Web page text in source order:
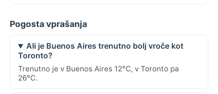
Pogosta vprašanja
Ali je Buenos Aires trenutno bolj vroče kot
Toronto?
Trenutno je v Buenos Aires 12°C, v Toronto pa
26°C.